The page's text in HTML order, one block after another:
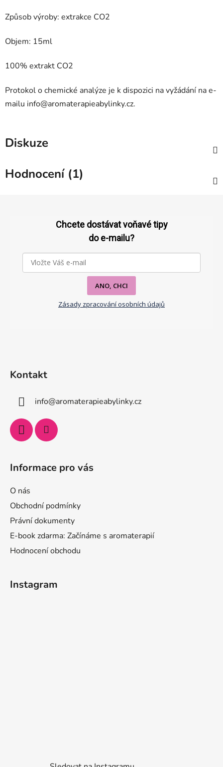
Způsob výroby: extrakce CO2
Objem: 15ml
100% extrakt CO2
Protokol o chemické analýze je k dispozici na vyžádání na e-
mailu info@aromaterapieabylinky.cz.
Diskuze
Hodnocení (1)
Chcete dostávat voňavé tipy
do e-mailu?
ANO, CHCI
Zásady zpracování osobních údajů
Kontakt
info@aromaterapieabylinky.cz
Informace pro vás
O nás
Obchodní podmínky
Právní dokumenty
E-book zdarma: Začínáme s aromaterapií
Hodnocení obchodu
Instagram